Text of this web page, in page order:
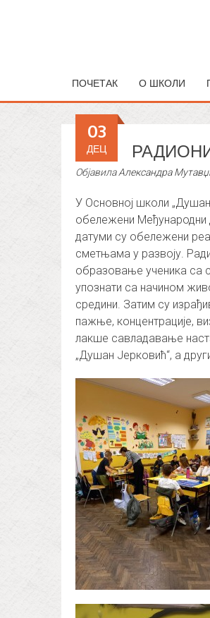
ПОЧЕТАК О ШКОЛИ
03
ДЕЦ
ОбјавилаАлександра
У Основној школи
обележени Међународни
датуми су обележени
сметњама у развоју.
образовање ученика са
упознати са начином
средини. Затим су
пажње, концентрације,
лакше савладавање
„Душан Јерковић“, а